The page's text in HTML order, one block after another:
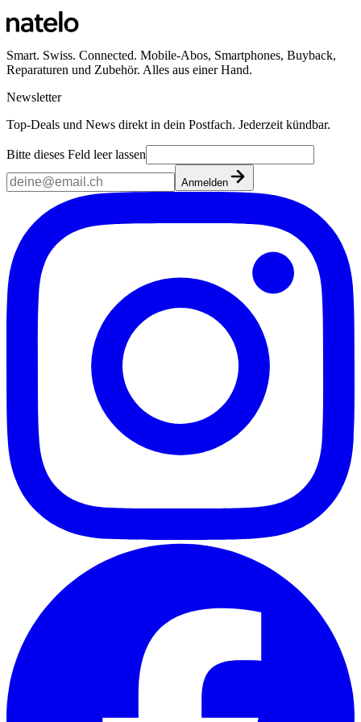
Smart. Swiss. Connected. Mobile-Abos, Smartphones, Buyback,
Reparaturen und Zubehör. Alles aus einer Hand.
Newsletter
Top-Deals und News direkt in dein Postfach. Jederzeit kündbar.
Bitte dieses Feld leer lassen
Anmelden